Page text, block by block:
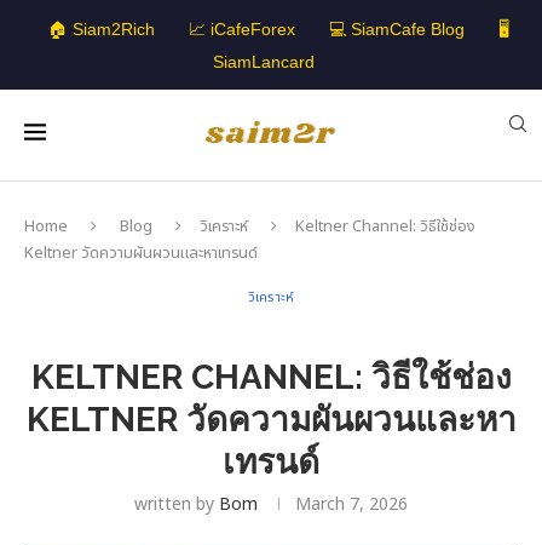
🏠 Siam2Rich 📈 iCafeForex 💻 SiamCafe Blog
🖥️
SiamLancard
Home Blog วิเคราะห์
Keltner Channel: วิธีใช้ช่อง
Keltner วัดความผันผวนและหาเทรนด์
วิเคราะห์
KELTNER CHANNEL: วิธีใช้ช่อง
KELTNER วัดความผันผวนและหา
เทรนด์
written by Bom March 7, 2026